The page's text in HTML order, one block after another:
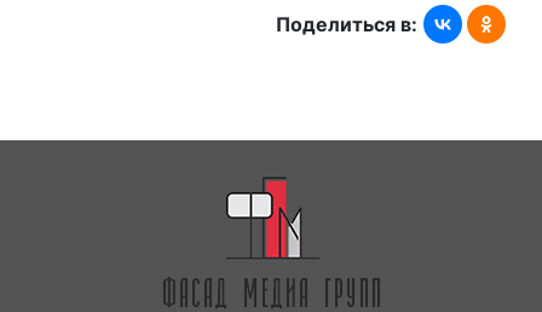
Поделиться в: